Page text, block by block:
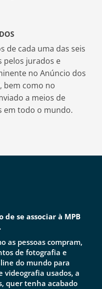
de cada uma das seis
pelos jurados e
no Anúncio dos
bem como no
a meios de
em todo o mundo.
se associar à MPB
as pessoas compram,
de fotografia e
do mundo para
videografia usados, a
quer tenha acabado